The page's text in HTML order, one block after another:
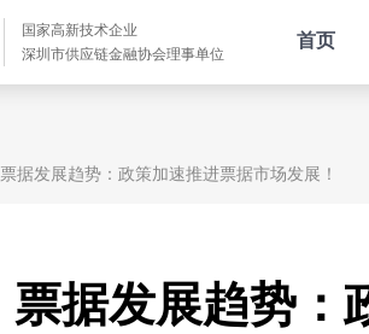
国家高新技术企业
深圳市供应链金融协会理事单位
首页
票据发展趋势：政策加速推进票据市场发展！
票据发展趋势：